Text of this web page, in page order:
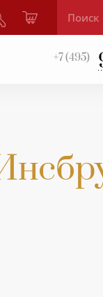
+7 (495)